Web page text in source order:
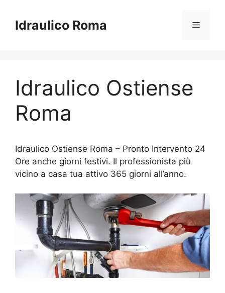
contenuto
Idraulico Roma Menu
Idraulico Ostiense
Roma
Idraulico Ostiense Roma – Pronto Intervento 24
Ore anche giorni festivi. Il professionista più
vicino a casa tua attivo 365 giorni all’anno.